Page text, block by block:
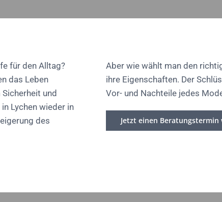
für den Alltag?
das Leben
und
Lychen wieder in
des
Aber wie wählt man den
ihre Eigenschaften. Der
Vor- und Nachteile jedes
Jetzt einen Beratungstermin